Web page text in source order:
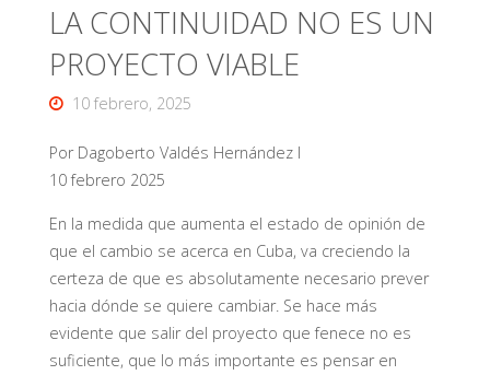
LA CONTINUIDAD NO ES UN
PROYECTO VIABLE
10 febrero, 2025
Por Dagoberto Valdés Hernández I
10 febrero 2025
En la medida que aumenta el estado de opinión de
que el cambio se acerca en Cuba, va creciendo la
certeza de que es absolutamente necesario prever
hacia dónde se quiere cambiar. Se hace más
evidente que salir del proyecto que fenece no es
suficiente, que lo más importante es pensar en